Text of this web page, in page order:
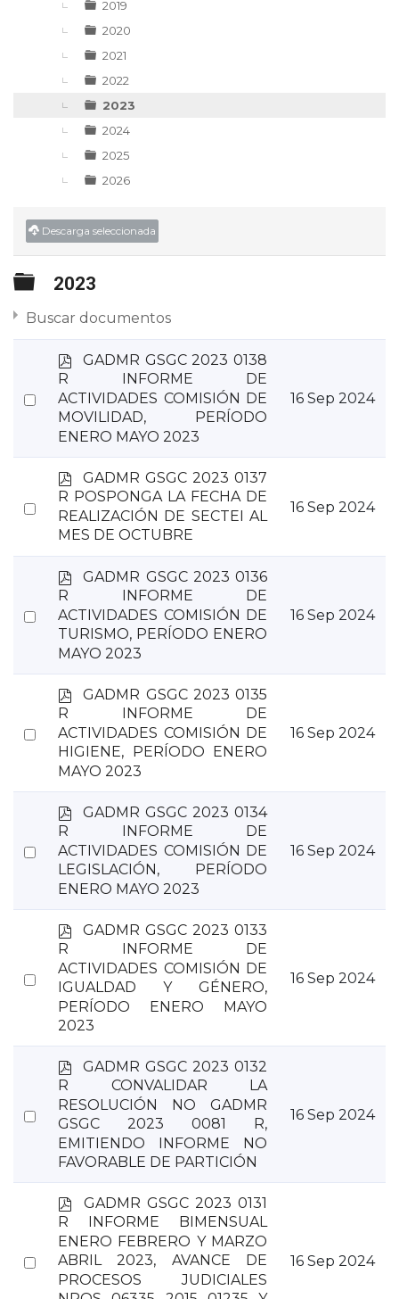
2019
2020
2021
2022
2023
2024
2025
2026
Descarga seleccionada
Carpeta
2023
Buscar documentos
Select
p
f
GADMR GSGC 2023 0138
R INFORME DE
ACTIVIDADES COMISIÓN DE
MOVILIDAD, PERÍODO
ENERO MAYO 2023
16 Sep 2024
Select
item
p
d
f
GADMR GSGC 2023 0137
R POSPONGA LA FECHA DE
REALIZACIÓN DE SECTEI AL
MES DE OCTUBRE
16 Sep 2024
Select
p
f
GADMR GSGC 2023 0136
R INFORME DE
ACTIVIDADES COMISIÓN DE
TURISMO, PERÍODO ENERO
MAYO 2023
16 Sep 2024
Select
p
f
GADMR GSGC 2023 0135
R INFORME DE
ACTIVIDADES COMISIÓN DE
HIGIENE, PERÍODO ENERO
MAYO 2023
16 Sep 2024
Select
p
f
GADMR GSGC 2023 0134
R INFORME DE
ACTIVIDADES COMISIÓN DE
LEGISLACIÓN, PERÍODO
ENERO MAYO 2023
16 Sep 2024
Select
p
f
GADMR GSGC 2023 0133
R INFORME DE
ACTIVIDADES COMISIÓN DE
IGUALDAD Y GÉNERO,
PERÍODO ENERO MAYO
2023
16 Sep 2024
Select
p
f
GADMR GSGC 2023 0132
R CONVALIDAR LA
RESOLUCIÓN NO GADMR
GSGC 2023 0081 R,
EMITIENDO INFORME NO
FAVORABLE DE PARTICIÓN
16 Sep 2024
Select
p
f
GADMR GSGC 2023 0131
R INFORME BIMENSUAL
ENERO FEBRERO Y MARZO
ABRIL 2023, AVANCE DE
PROCESOS JUDICIALES
16 Sep 2024